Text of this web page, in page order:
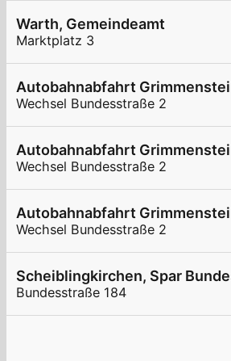
Warth, Gemeindeamt
Marktplatz 3
Autobahnabfahrt
Wechsel Bundesstraße 2
Autobahnabfahrt
Wechsel Bundesstraße 2
Autobahnabfahrt
Wechsel Bundesstraße 2
Scheiblingkirchen, Spar
Bundesstraße 184